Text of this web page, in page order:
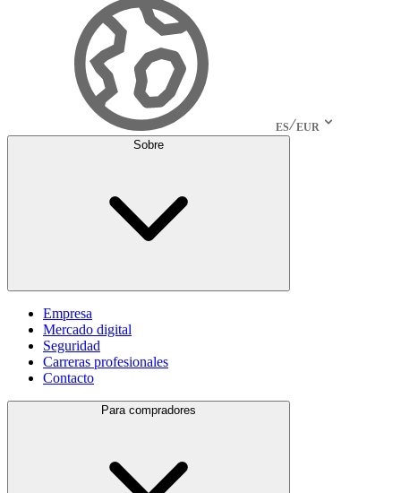
ES EUR
Sobre
Empresa
Mercado digital
Seguridad
Carreras profesionales
Contacto
Para compradores